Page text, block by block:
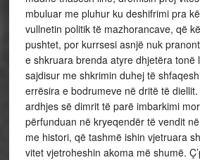
mbuluar me pluhur ku deshifrimi pra
vullnetin politik të mazhorancave, që
pushtet, por kurrsesi asnjë nuk
e shkruara brenda atyre dhjetëra tonë
sajdisur me shkrimin duhej të
errësira e bodrumeve në dritë të
ardhjes së dimrit të parë imbarkimi
përfunduan në kryeqendër të vendit
me histori, që tashmë ishin vjetruara
vitet vjetroheshin akoma më shumë.